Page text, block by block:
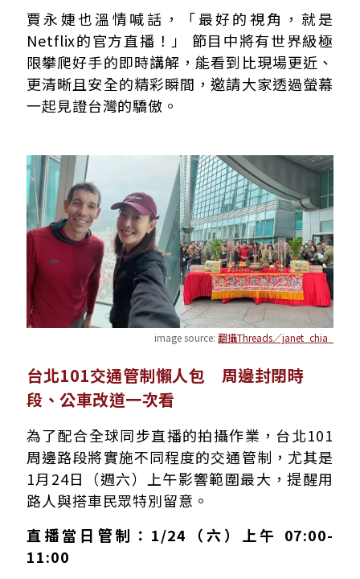
賈永婕也溫情喊話，「最好的視角，就是
Netflix的官方直播！」 節目中將有世界級極
限攀爬好手的即時講解，能看到比現場更近、
更清晰且安全的精彩瞬間，邀請大家透過螢幕
一起見證台灣的驕傲。
image source: 翻攝Threads／janet_chia_
台北101交通管制懶人包 周邊封閉時
段、公車改道一次看
為了配合全球同步直播的拍攝作業，台北101
周邊路段將實施不同程度的交通管制，尤其是
1月24日（週六）上午影響範圍最大，提醒用
路人與搭車民眾特別留意。
直播當日管制：1/24（六）上午 07:00-
11:00